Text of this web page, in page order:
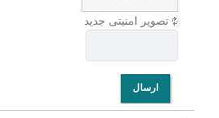
تصویر امنیتی جدید
ارسال